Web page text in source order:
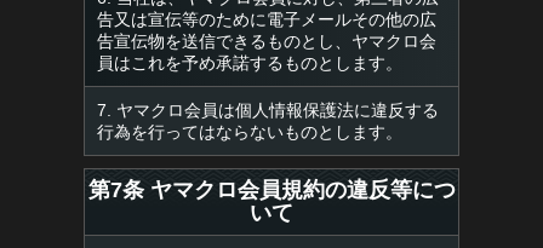
告又は宣伝等のために電子メールその他の広
告宣伝物を送信できるものとし、ヤマクロ会
員はこれを予め承諾するものとします。
7. ヤマクロ会員は個人情報保護法に違反する
行為を行ってはならないものとします。
第7条 ヤマクロ会員規約の違反等につ
いて